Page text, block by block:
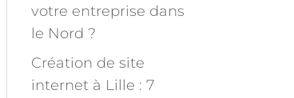
votre entreprise dans
le Nord ?
Création de site
internet à Lille : 7